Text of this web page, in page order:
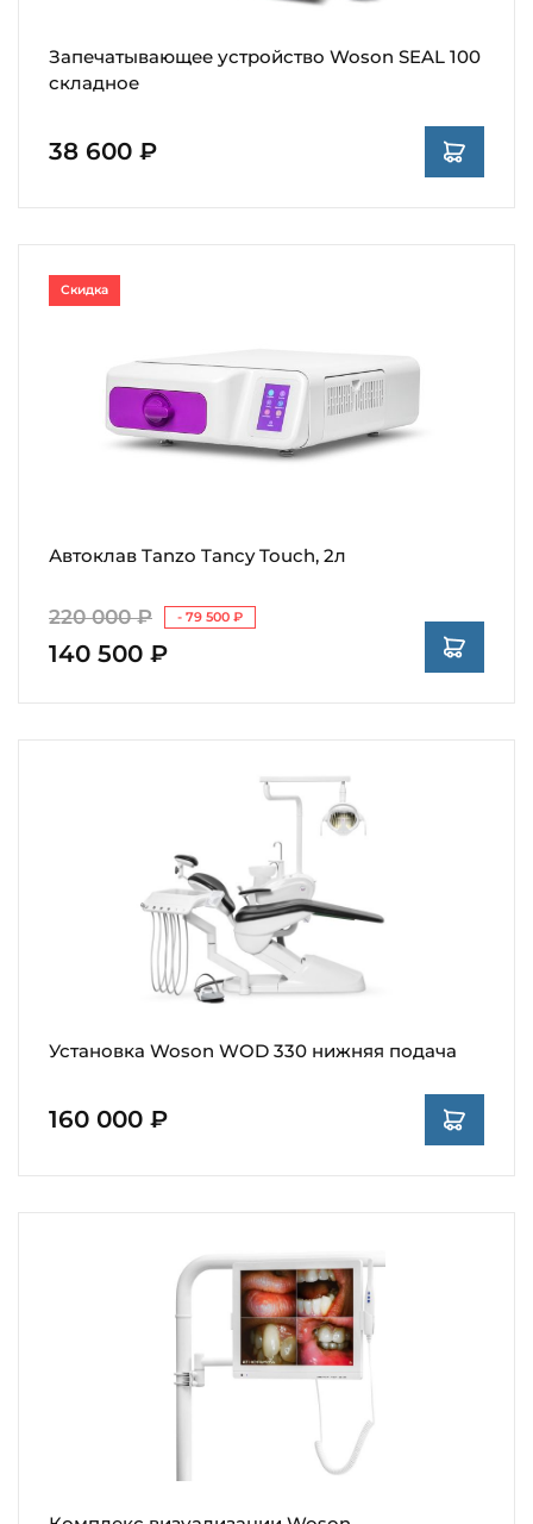
Запечатывающее устройство Woson SEAL 100
складное
38 600 ₽
Автоклав Tanzo Tancy Touch, 2л
220 000 ₽ - 79 500 ₽
140 500 ₽
Скидка
Установка Woson WOD 330 нижняя подача
160 000 ₽